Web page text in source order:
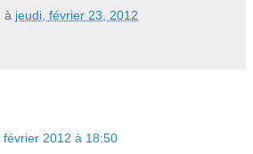
à jeudi, février 23, 2012
février 2012 à 18:50